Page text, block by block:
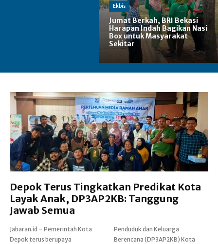
Ekbis
Jumat Berkah, BRI Bekasi
Harapan Indah Bagikan Nasi
Box untuk Masyarakat
Sekitar
Depok Terus Tingkatkan Predikat Kota
Layak Anak, DP3AP2KB: Tanggung
Jawab Semua
Jabaran.id – Pemerintah Kota
Depok terus berupaya
Penduduk dan Keluarga
Berencana (DP3AP2KB) Kota